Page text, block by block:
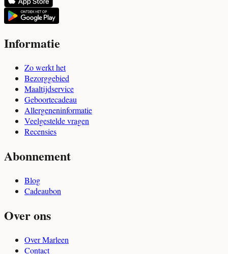
Informatie
Zo werkt het
Bezorggebied
Maaltijdservice
Geboortecadeau
Allergeneninformatie
Veelgestelde vragen
Recensies
Abonnement
Blog
Cadeaubon
Over ons
Over Marleen
Contact